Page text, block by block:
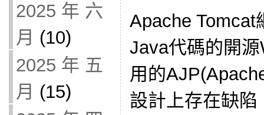
2025 年 六
月 (10)
2025 年 五
月 (15)
Apache Tomcat
Java代碼的開
用的
設計上存在缺